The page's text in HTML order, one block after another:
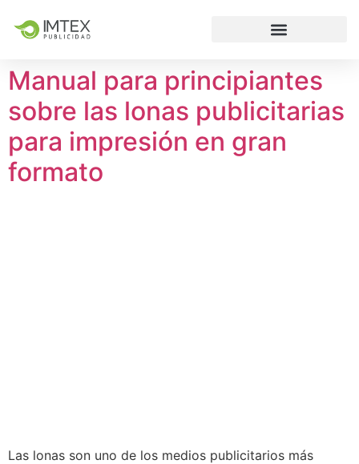
Manual para principiantes
sobre las lonas publicitarias
para impresión en gran
formato
Las lonas son uno de los medios publicitarios más